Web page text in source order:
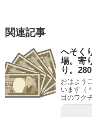
関連記事
へそく
場。寄
り。
おはよう
います（
目のワク